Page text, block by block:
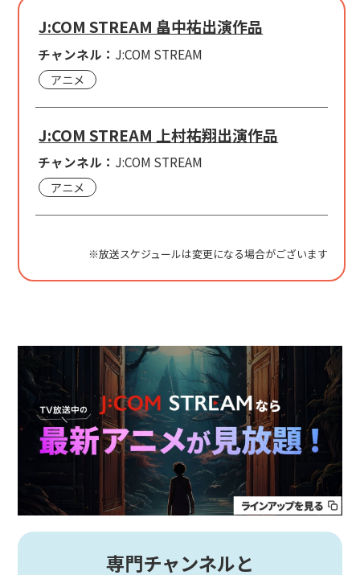
J:COM STREAM 畠中祐出演作品
チャンネル： J:COM STREAM
アニメ
J:COM STREAM 上村祐翔出演作品
チャンネル： J:COM STREAM
アニメ
※放送スケジュールは変更になる場合がございます
専門チャンネルと